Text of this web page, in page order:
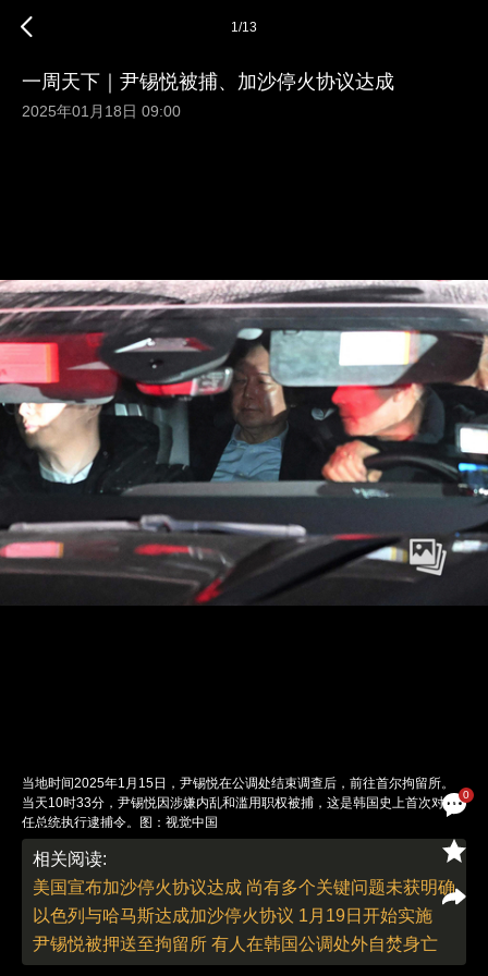
0
1/13
一周天下｜尹锡悦被捕、加沙停火协议达成
2025年01月18日 09:00
当地时间2025年1月15日，尹锡悦在公调处结束调查后，前往首尔拘留所。
当天10时33分，尹锡悦因涉嫌内乱和滥用职权被捕，这是韩国史上首次对现
任总统执行逮捕令。图：视觉中国
责任编辑：翁倩 董德 | 版面编辑：翁倩
相关阅读:
美国宣布加沙停火协议达成 尚有多个关键问题未获明确
以色列与哈马斯达成加沙停火协议 1月19日开始实施
尹锡悦被押送至拘留所 有人在韩国公调处外自焚身亡